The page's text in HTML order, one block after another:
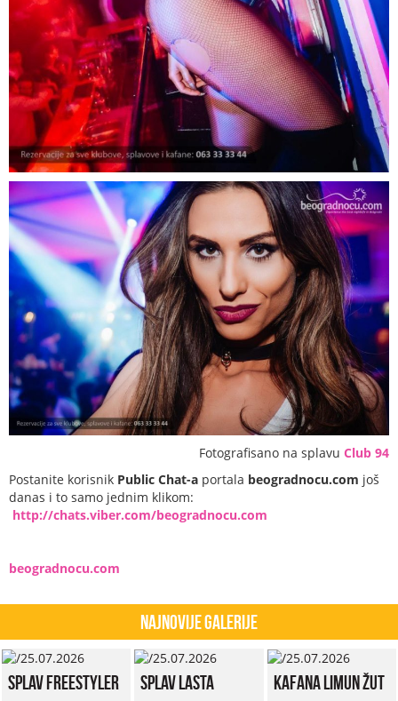
Fotografisano na splavu Club 94
Postanite korisnik Public Chat-a portala beogradnocu.com još
danas i to samo jednim klikom:
http://chats.viber.com/beogradnocu.com
beogradnocu.com
Najnovije Galerije
Splav Freestyler Splav Lasta Kafana Limun Žut